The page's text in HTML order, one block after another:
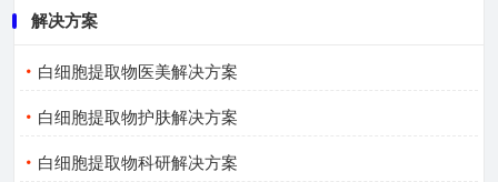
解决方案
白细胞提取物医美解决方案
白细胞提取物护肤解决方案
白细胞提取物科研解决方案